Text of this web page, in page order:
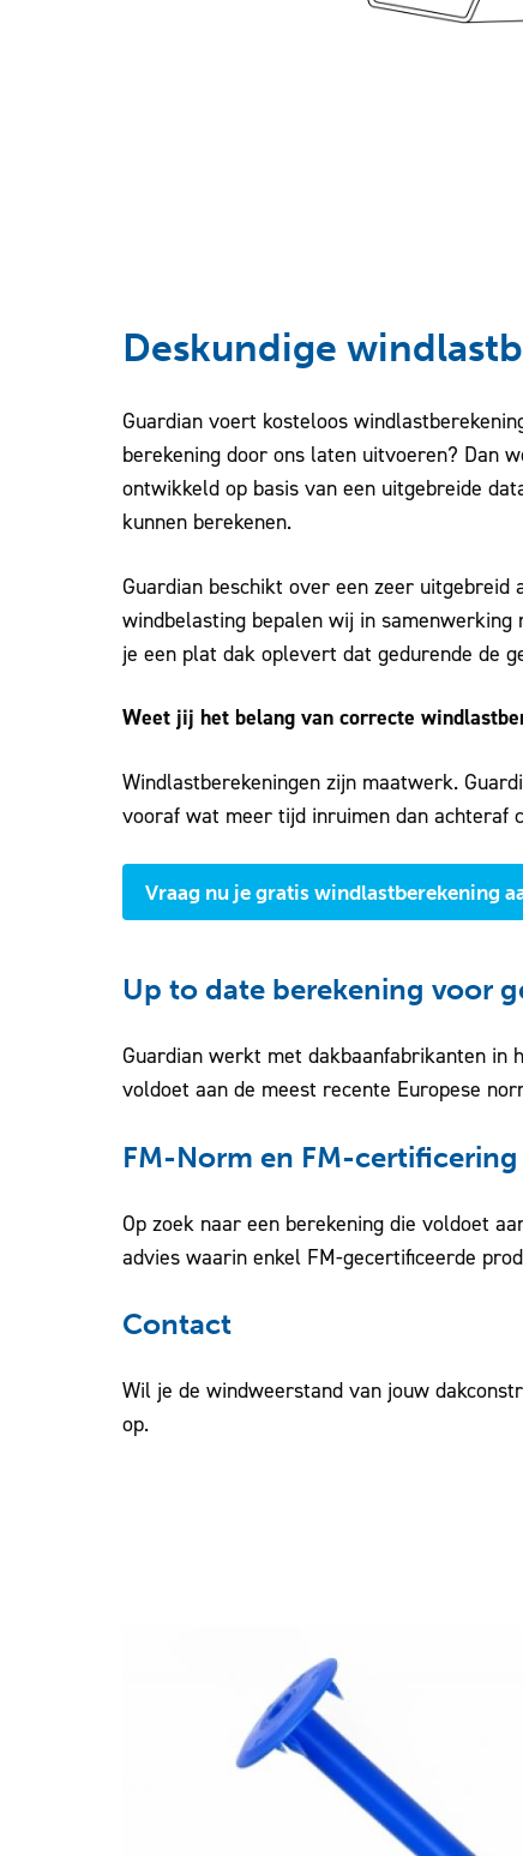
Deskundige
Guardian voert kosteloos
berekening door ons laten uitvoeren? Dan
ontwikkeld op basis van een uitgebreide
kunnen berekenen.
Guardian beschikt over een zeer
windbelasting bepalen wij in
je een plat dak oplevert dat gedurende de
Weet jij het belang van correcte
Windlastberekeningen zijn maatwerk.
vooraf wat meer tijd inruimen dan achteraf
Vraag nu je gratis windlastberekening
Up to date berekening voor
Guardian werkt met dakbaanfabrikanten in
voldoet aan de meest recente Europese
FM-Norm en FM-certificering
Op zoek naar een berekening die voldoet
advies waarin enkel FM-gecertificeerde
Contact
Wil je de windweerstand van jouw
op.